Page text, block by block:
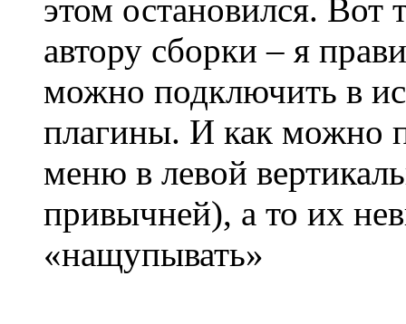
этом остановился. Вот
автору сборки – я
можно подключить в
плагины. И как можно
меню в левой
привычней), а то их
«нащупывать»